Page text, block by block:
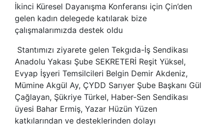
İkinci Küresel Dayanışma Konferansı için Çin’den
gelen kadın delegede katılarak bize
çalışmalarımızda destek oldu
Stantımızı ziyarete gelen Tekgıda-İş Sendikası
Anadolu Yakası Şube SEKRETERİ Reşit Yüksel,
Evyap İşyeri Temsilcileri Belgin Demir Akdeniz,
Mümine Akgül Ay, ÇYDD Sarıyer Şube Başkanı Gül
Çağlayan, Şükriye Türkel, Haber-Sen Sendikası
üyesi Bahar Ermiş, Yazar Hüzün Yüzen
katkılarından ve desteklerinden dolayı